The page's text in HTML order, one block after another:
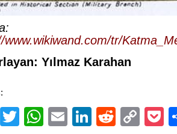
www.wikiwand.com/tr/
Yılmaz Karahan
Facebook
TwitterWhatsApp
EmailLinkedIn
Reddit